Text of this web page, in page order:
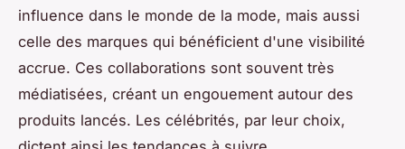
influence dans le monde de la mode, mais aussi
celle des marques qui bénéficient d'une visibilité
accrue. Ces collaborations sont souvent très
médiatisées, créant un engouement autour des
produits lancés. Les célébrités, par leur choix,